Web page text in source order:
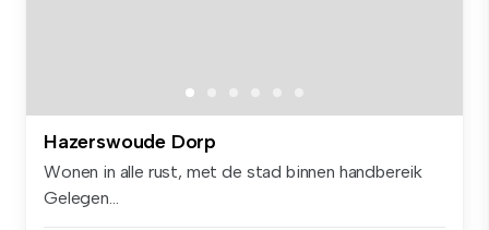
Hazerswoude Dorp
Wonen in alle rust, met de stad binnen handbereik
Gelegen...